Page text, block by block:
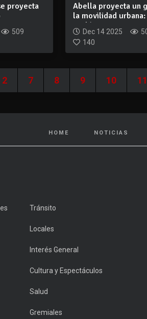
proyecta
509
Abella proyecta un
la movilidad urbana:
evalúan rest...
Dec 14 2025
140
2 7 8 9 10 11
HOME NOTICIAS
Tránsito
Locales
Interés General
Cultura y Espectáculos
Salud
Gremiales